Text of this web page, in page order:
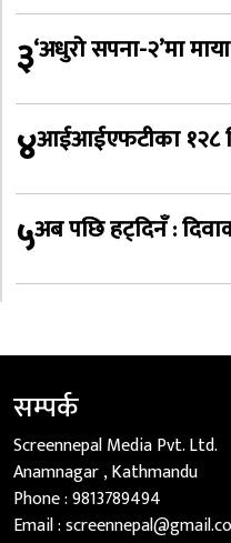
३‘अधुरो सपना-२’मा
४आईआईएफटीका १२८
५अब पछि हट्दिनँ :
सम्पर्क
Screennepal Media Pvt. Ltd.
Anamnagar , Kathmandu
Phone :9813789494
Email :